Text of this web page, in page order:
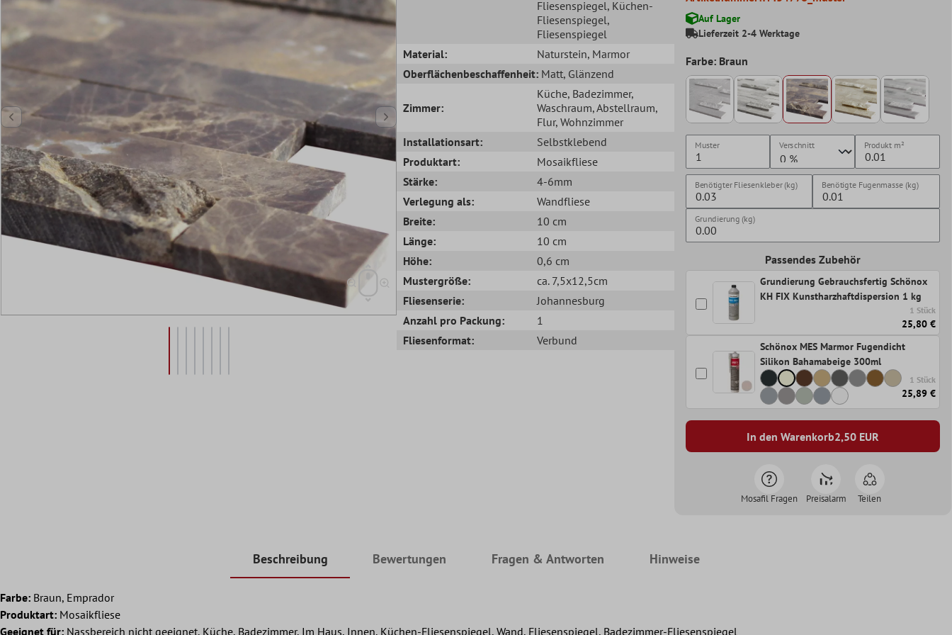
Fliesenspiegel, Küchen-
Fliesenspiegel,
Fliesenspiegel
Material:
Naturstein, Marmor
Oberflächenbeschaffenheit: Matt, Glänzend
Zimmer:
Küche, Badezimmer,
Waschraum, Abstellraum,
Flur, Wohnzimmer
Installationsart:
Selbstklebend
Produktart:
Mosaikfliese
Stärke:
4-6mm
Verlegung als:
Wandfliese
Breite:
10 cm
Länge:
10 cm
Höhe:
0,6 cm
Mustergröße:
ca. 7,5x12,5cm
Fliesenserie:
Johannesburg
Anzahl pro Packung:
1
Fliesenformat:
Verbund
Auf Lager
Lieferzeit 2-4 Werktage
Farbe: Braun
Muster Verschnitt Produkt m²
Benötigter Fliesenkleber (kg) Benötigte Fugenmasse (kg)
Grundierung (kg)
Passendes Zubehör
Grundierung Gebrauchsfertig Schönox
KH FIX Kunstharzhaftdispersion 1 kg
1 Stück
25,80 €
Schönox MES Marmor Fugendicht
Silikon Bahamabeige 300ml
1 Stück
25,89 €
In den Warenkorb2,50EUR
Mosafil Fragen Preisalarm Teilen
Beschreibung Bewertungen Fragen & Antworten Hinweise
Farbe: Braun, Emprador
Produktart: Mosaikfliese
Geeignet für: Nassbereich nicht geeignet, Küche, Badezimmer, Im Haus, Innen, Küchen-Fliesenspiegel, Wand, Fliesenspiegel, Badezimmer-Fliesenspiegel